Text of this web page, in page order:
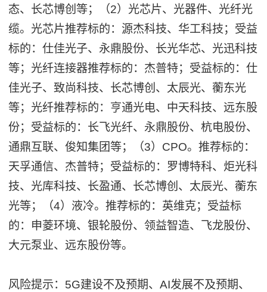
态、长芯博创等；（2）光芯片、光器件、光纤光
缆。光芯片推荐标的：源杰科技、华工科技；受益
标的：仕佳光子、永鼎股份、长光华芯、光迅科技
等；光纤连接器推荐标的：杰普特；受益标的：仕
佳光子、致尚科技、长芯博创、太辰光、蘅东光
等；光纤推荐标的：亨通光电、中天科技、远东股
份；受益标的：长飞光纤、永鼎股份、杭电股份、
通鼎互联、俊知集团等；（3）CPO。推荐标的：
天孚通信、杰普特；受益标的：罗博特科、炬光科
技、光库科技、长盈通、长芯博创、太辰光、蘅东
光等；（4）液冷。推荐标的：英维克；受益标
的：申菱环境、银轮股份、领益智造、飞龙股份、
大元泵业、远东股份等。
风险提示：5G建设不及预期、AI发展不及预期、